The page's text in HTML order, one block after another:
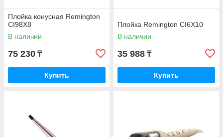
Плойка конусная Remington
CI98X8
В наличии
75 230 ₸
Купить
Плойка Remington CI6X10
В наличии
35 988 ₸
Купить